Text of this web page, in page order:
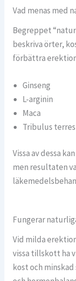
Vad menas med
Begreppet
beskriva örter,
förbättra
Ginseng
L-arginin
Maca
Tribulus
Vissa av dessa
men resultaten
Fungerar
Vid milda
vissa tillskott ha
kost och